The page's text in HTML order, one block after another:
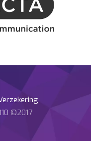
©2017